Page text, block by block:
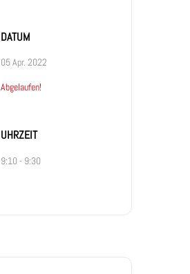
DATUM
05 Apr. 2022
Abgelaufen!
UHRZEIT
9:10 - 9:30